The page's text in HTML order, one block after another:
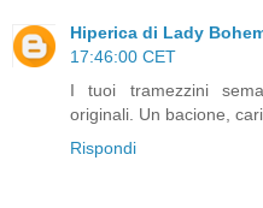
Hiperica di Lady
17:46:00 CET
I tuoi tramezzini
originali. Un bacione,
Rispondi